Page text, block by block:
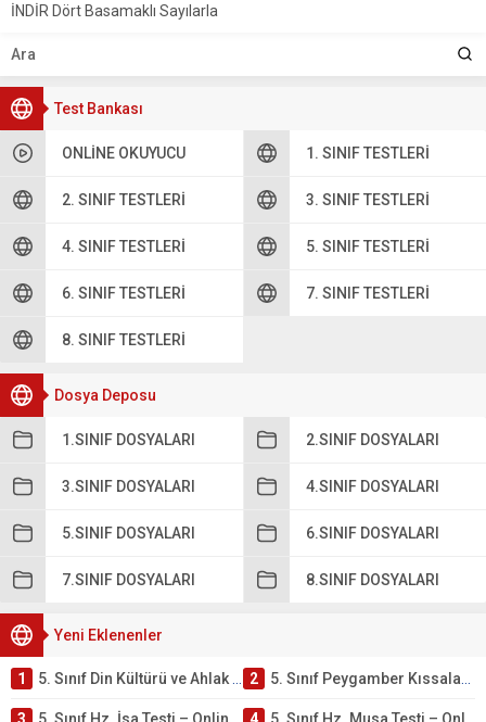
Test Bankası
ONLINE OKUYUCU 1. SINIF TESTLERI
2. SINIF TESTLERI 3. SINIF TESTLERI
4. SINIF TESTLERI 5. SINIF TESTLERI
6. SINIF TESTLERI 7. SINIF TESTLERI
8. SINIF TESTLERI
Dosya Deposu
1.SINIF DOSYALARI 2.SINIF DOSYALARI
3.SINIF DOSYALARI 4.SINIF DOSYALARI
5.SINIF DOSYALARI 6.SINIF DOSYALARI
7.SINIF DOSYALARI 8.SINIF DOSYALARI
Yeni Eklenenler
1 5. Sınıf Din Kültürü ve Ahlak Bilgisi 4. Ünite: Peygamber Kıssaları Çalışmaları 2 5. Sınıf Peygamber Kıssaları Ünite Testi – Online Çöz
3 5. Sınıf Hz. İsa Testi – Online Çöz 4 5. Sınıf Hz. Musa Testi – Online Çöz
İNDİR Dört Basamaklı Sayılarla
Matematik eğitiminin temel
taşlarından biri...